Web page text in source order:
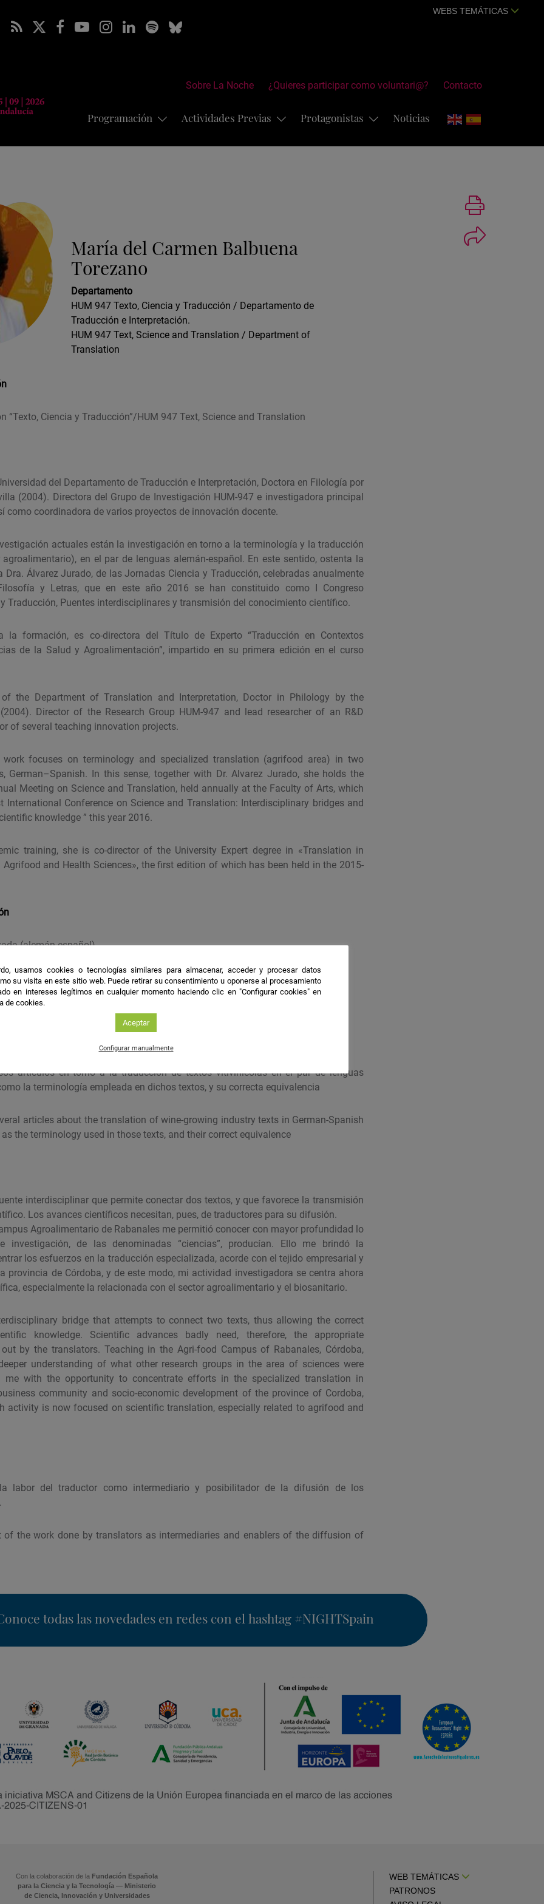
WEBS TEMÁTICAS
Sobre La Noche ¿Quieres participar como voluntari@? Contacto
Programación Actividades Previas Protagonistas Noticias
María del Carmen Balbuena
Torezano
Departamento
HUM 947 Texto, Ciencia y Traducción / Departamento de
Traducción e Interpretación.
HUM 947 Text, Science and Translation / Department of
Translation
“Texto, Ciencia y Traducción”/HUM 947 Text, Science and Translation
del Departamento de Traducción e Interpretación, Doctora en Filología por
(2004). Directora del Grupo de Investigación HUM-947 e investigadora principal
como coordinadora de varios proyectos de innovación docente.
actuales están la investigación en torno a la terminología y la traducción
en el par de lenguas alemán-español. En este sentido, ostenta la
Dra. Álvarez Jurado, de las Jornadas Ciencia y Traducción, celebradas anualmente
y Letras, que en este año 2016 se han constituido como I Congreso
Traducción, Puentes interdisciplinares y transmisión del conocimiento científico.
la formación, es co-directora del Título de Experto “Traducción en Contextos
de la Salud y Agroalimentación”, impartido en su primera edición en el curso
of the Department of Translation and Interpretation, Doctor in Philology by the
Director of the Research Group HUM-947 and lead researcher of an R&D
of several teaching innovation projects.
work focuses on terminology and specialized translation (agrifood area) in two
German–Spanish. In this sense, together with Dr. Alvarez Jurado, she holds the
Meeting on Science and Translation, held annually at the Faculty of Arts, which
International Conference on Science and Translation: Interdisciplinary bridges and
knowledge ” this year 2016.
training, she is co-director of the University Expert degree in «Translation in
Agrifood and Health Sciences», the first edition of which has been held in the 2015-
(alemán-español)
alemán-español (sector agroalimentario y ciencias de la salud)
(German-Spanish)
(German-Spanish) (agrifood and health fields)
artículos en torno a la traducción de textos vitivinícolas en el par de lenguas
la terminología empleada en dichos textos, y su correcta equivalencia
articles about the translation of wine-growing industry texts in German-Spanish
the terminology used in those texts, and their correct equivalence
interdisciplinar que permite conectar dos textos, y que favorece la transmisión
Los avances científicos necesitan, pues, de traductores para su difusión.
Agroalimentario de Rabanales me permitió conocer con mayor profundidad lo
investigación, de las denominadas “ciencias”, producían. Ello me brindó la
los esfuerzos en la traducción especializada, acorde con el tejido empresarial y
provincia de Córdoba, y de este modo, mi actividad investigadora se centra ahora
especialmente la relacionada con el sector agroalimentario y el biosanitario.
bridge that attempts to connect two texts, thus allowing the correct
knowledge. Scientific advances badly need, therefore, the appropriate
by the translators. Teaching in the Agri-food Campus of Rabanales, Córdoba,
understanding of what other research groups in the area of sciences were
me with the opportunity to concentrate efforts in the specialized translation in
community and socio-economic development of the province of Cordoba,
activity is now focused on scientific translation, especially related to agrifood and
labor del traductor como intermediario y posibilitador de la difusión de los
of the work done by translators as intermediaries and enablers of the diffusion of
todas las novedades en redes con el hashtag #NIGHTSpain
Con la colaboración de la Fundación Española
para la Ciencia y la Tecnología — Ministerio
de Ciencia, Innovación y Universidades
WEB TEMÁTICAS
PATRONOS
usamos cookies o tecnologías similares para almacenar, acceder y procesar datos
su visita en este sitio web. Puede retirar su consentimiento u oponerse al procesamiento
en intereses legítimos en cualquier momento haciendo clic en "Configurar cookies" en
de cookies.
Aceptar
Configurar manualmente